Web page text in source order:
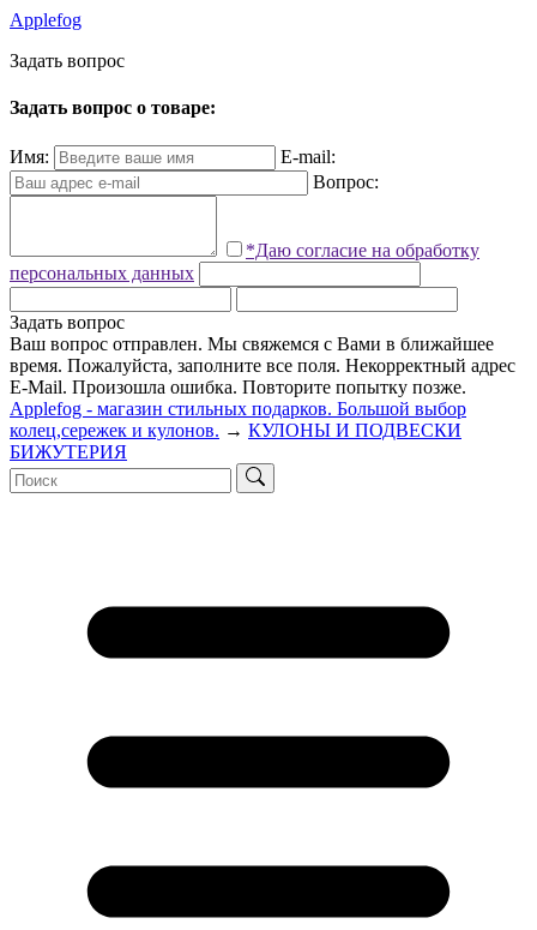
Applefog
Задать вопрос
Задать вопрос о товаре:
Имя:
E-mail:
Вопрос:
*Даю согласие на обработку
персональных данных
Задать вопрос
Ваш вопрос отправлен. Мы свяжемся с Вами в ближайшее
время. Пожалуйста, заполните все поля. Некорректный адрес
E-Mail. Произошла ошибка. Повторите попытку позже.
Applefog - магазин стильных подарков. Большой выбор
колец,сережек и кулонов. → КУЛОНЫ И ПОДВЕСКИ
БИЖУТЕРИЯ